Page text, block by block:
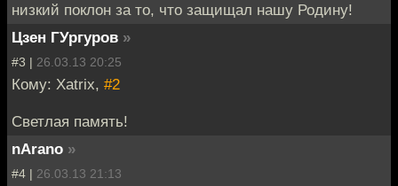
низкий поклон за то, что защищал нашу Родину!
Цзен ГУргуров »
#3 | 26.03.13 20:25
Кому: Xatrix, #2
Светлая память!
nArano »
#4 | 26.03.13 21:13